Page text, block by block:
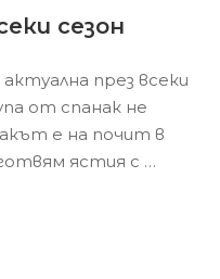
сезон
през всеки
от спанак не
е на почит в
ястия с …